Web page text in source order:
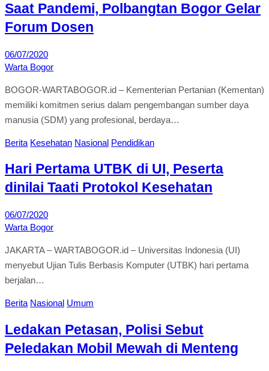
Saat Pandemi, Polbangtan Bogor Gelar
Forum Dosen
06/07/2020
Warta Bogor
BOGOR-WARTABOGOR.id – Kementerian Pertanian (Kementan)
memiliki komitmen serius dalam pengembangan sumber daya
manusia (SDM) yang profesional, berdaya…
Berita Kesehatan Nasional Pendidikan
Hari Pertama UTBK di UI, Peserta
dinilai Taati Protokol Kesehatan
06/07/2020
Warta Bogor
JAKARTA – WARTABOGOR.id – Universitas Indonesia (UI)
menyebut Ujian Tulis Berbasis Komputer (UTBK) hari pertama
berjalan…
Berita Nasional Umum
Ledakan Petasan, Polisi Sebut
Peledakan Mobil Mewah di Menteng